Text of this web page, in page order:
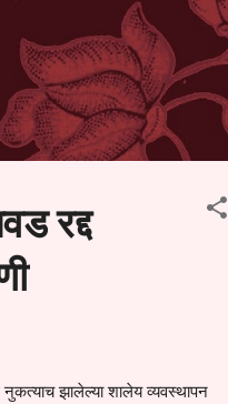
रद्द
नुकत्याच झालेल्या शालेय व्यवस्थापन